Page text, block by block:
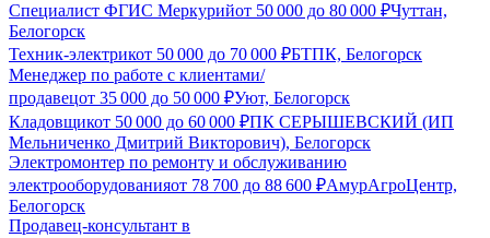
Специалист ФГИС Меркурийот 50 000 до 80 000 ₽Чуттан,
Белогорск
Техник-электрикот 50 000 до 70 000 ₽БТПК, Белогорск
Менеджер по работе с клиентами/
продавецот 35 000 до 50 000 ₽Уют, Белогорск
Кладовщикот 50 000 до 60 000 ₽ПК СЕРЫШЕВСКИЙ (ИП
Мельниченко Дмитрий Викторович), Белогорск
Электромонтер по ремонту и обслуживанию
электрооборудованияот 78 700 до 88 600 ₽АмурАгроЦентр,
Белогорск
Продавец-консультант в